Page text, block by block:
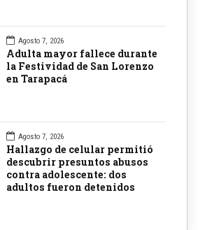
Agosto 7, 2026
Adulta mayor fallece durante
la Festividad de San Lorenzo
en Tarapacá
Agosto 7, 2026
Hallazgo de celular permitió
descubrir presuntos abusos
contra adolescente: dos
adultos fueron detenidos